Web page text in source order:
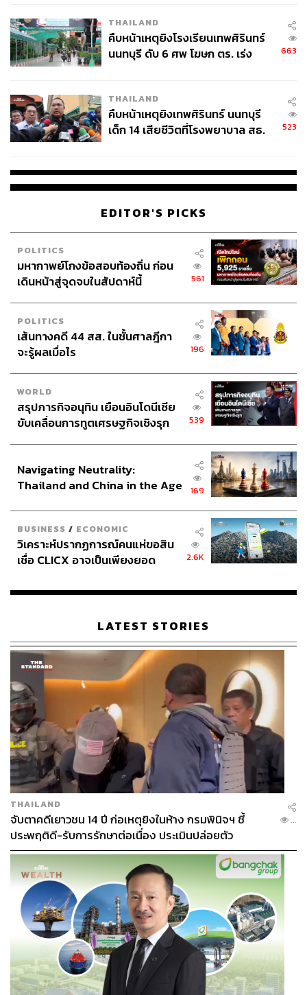
THAILAND
คืบหน้าเหตุยิงโรงเรียนเทพศิรินทร์
นนทบุรี ดับ 6 ศพ โฆษก ตร. เร่ง
663
THAILAND
คืบหน้าเหตุยิงเทพศิรินทร์ นนทบุรี
เด็ก 14 เสียชีวิตที่โรงพยาบาล สธ.
523
EDITOR'S PICKS
POLITICS
มหากาพย์โกงข้อสอบท้องถิ่น ก่อน
เดินหน้าสู่จุดจบในสัปดาห์นี้
561
POLITICS
เส้นทางคดี 44 สส. ในชั้นศาลฎีกา
จะรู้ผลเมื่อไร
196
WORLD
สรุปภารกิจอนุทิน เยือนอินโดนีเซีย
ขับเคลื่อนการทูตเศรษฐกิจเชิงรุก
539
Navigating Neutrality:
Thailand and China in the Age
169
BUSINESS / ECONOMIC
วิเคราะห์ปรากฏการณ์คนแห่ขอสิน
เชื่อ CLICX อาจเป็นเพียงยอด
เรือนไทยที่ถูกซุกไว้
2.6K
LATEST STORIES
THAILAND
จับตาคดีเยาวชน 14 ปี ก่อเหตุยิงในห้าง กรมพินิจฯ ชี้
ประพฤติดี-รับการรักษาต่อเนื่อง ประเมินปล่อยตัว
...